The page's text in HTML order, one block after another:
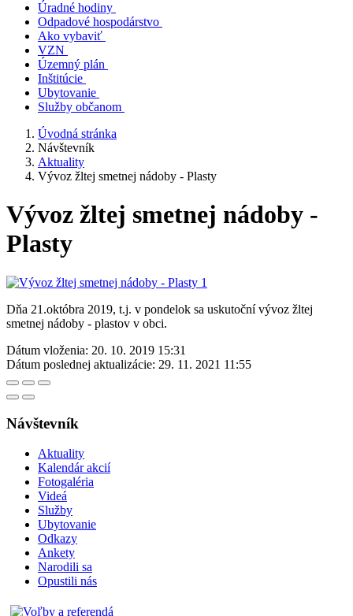
Úradné hodiny
Odpadové hospodárstvo
Ako vybaviť
VZN
Územný plán
Inštitúcie
Ubytovanie
Služby občanom
Úvodná stránka
Návštevník
Aktuality
Vývoz žltej smetnej nádoby - Plasty
Vývoz žltej smetnej nádoby -
Plasty
Dňa 21.októbra 2019, t.j. v pondelok sa uskutoční vývoz žltej
smetnej nádoby - plastov v obci.
Dátum vloženia: 20. 10. 2019 15:31
Dátum poslednej aktualizácie: 29. 11. 2021 11:55
Návštevník
Aktuality
Kalendár akcií
Fotogaléria
Videá
Služby
Ubytovanie
Odkazy
Ankety
Narodili sa
Opustili nás